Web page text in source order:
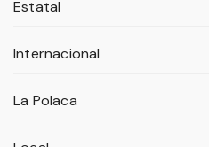
Estatal
Internacional
La Polaca